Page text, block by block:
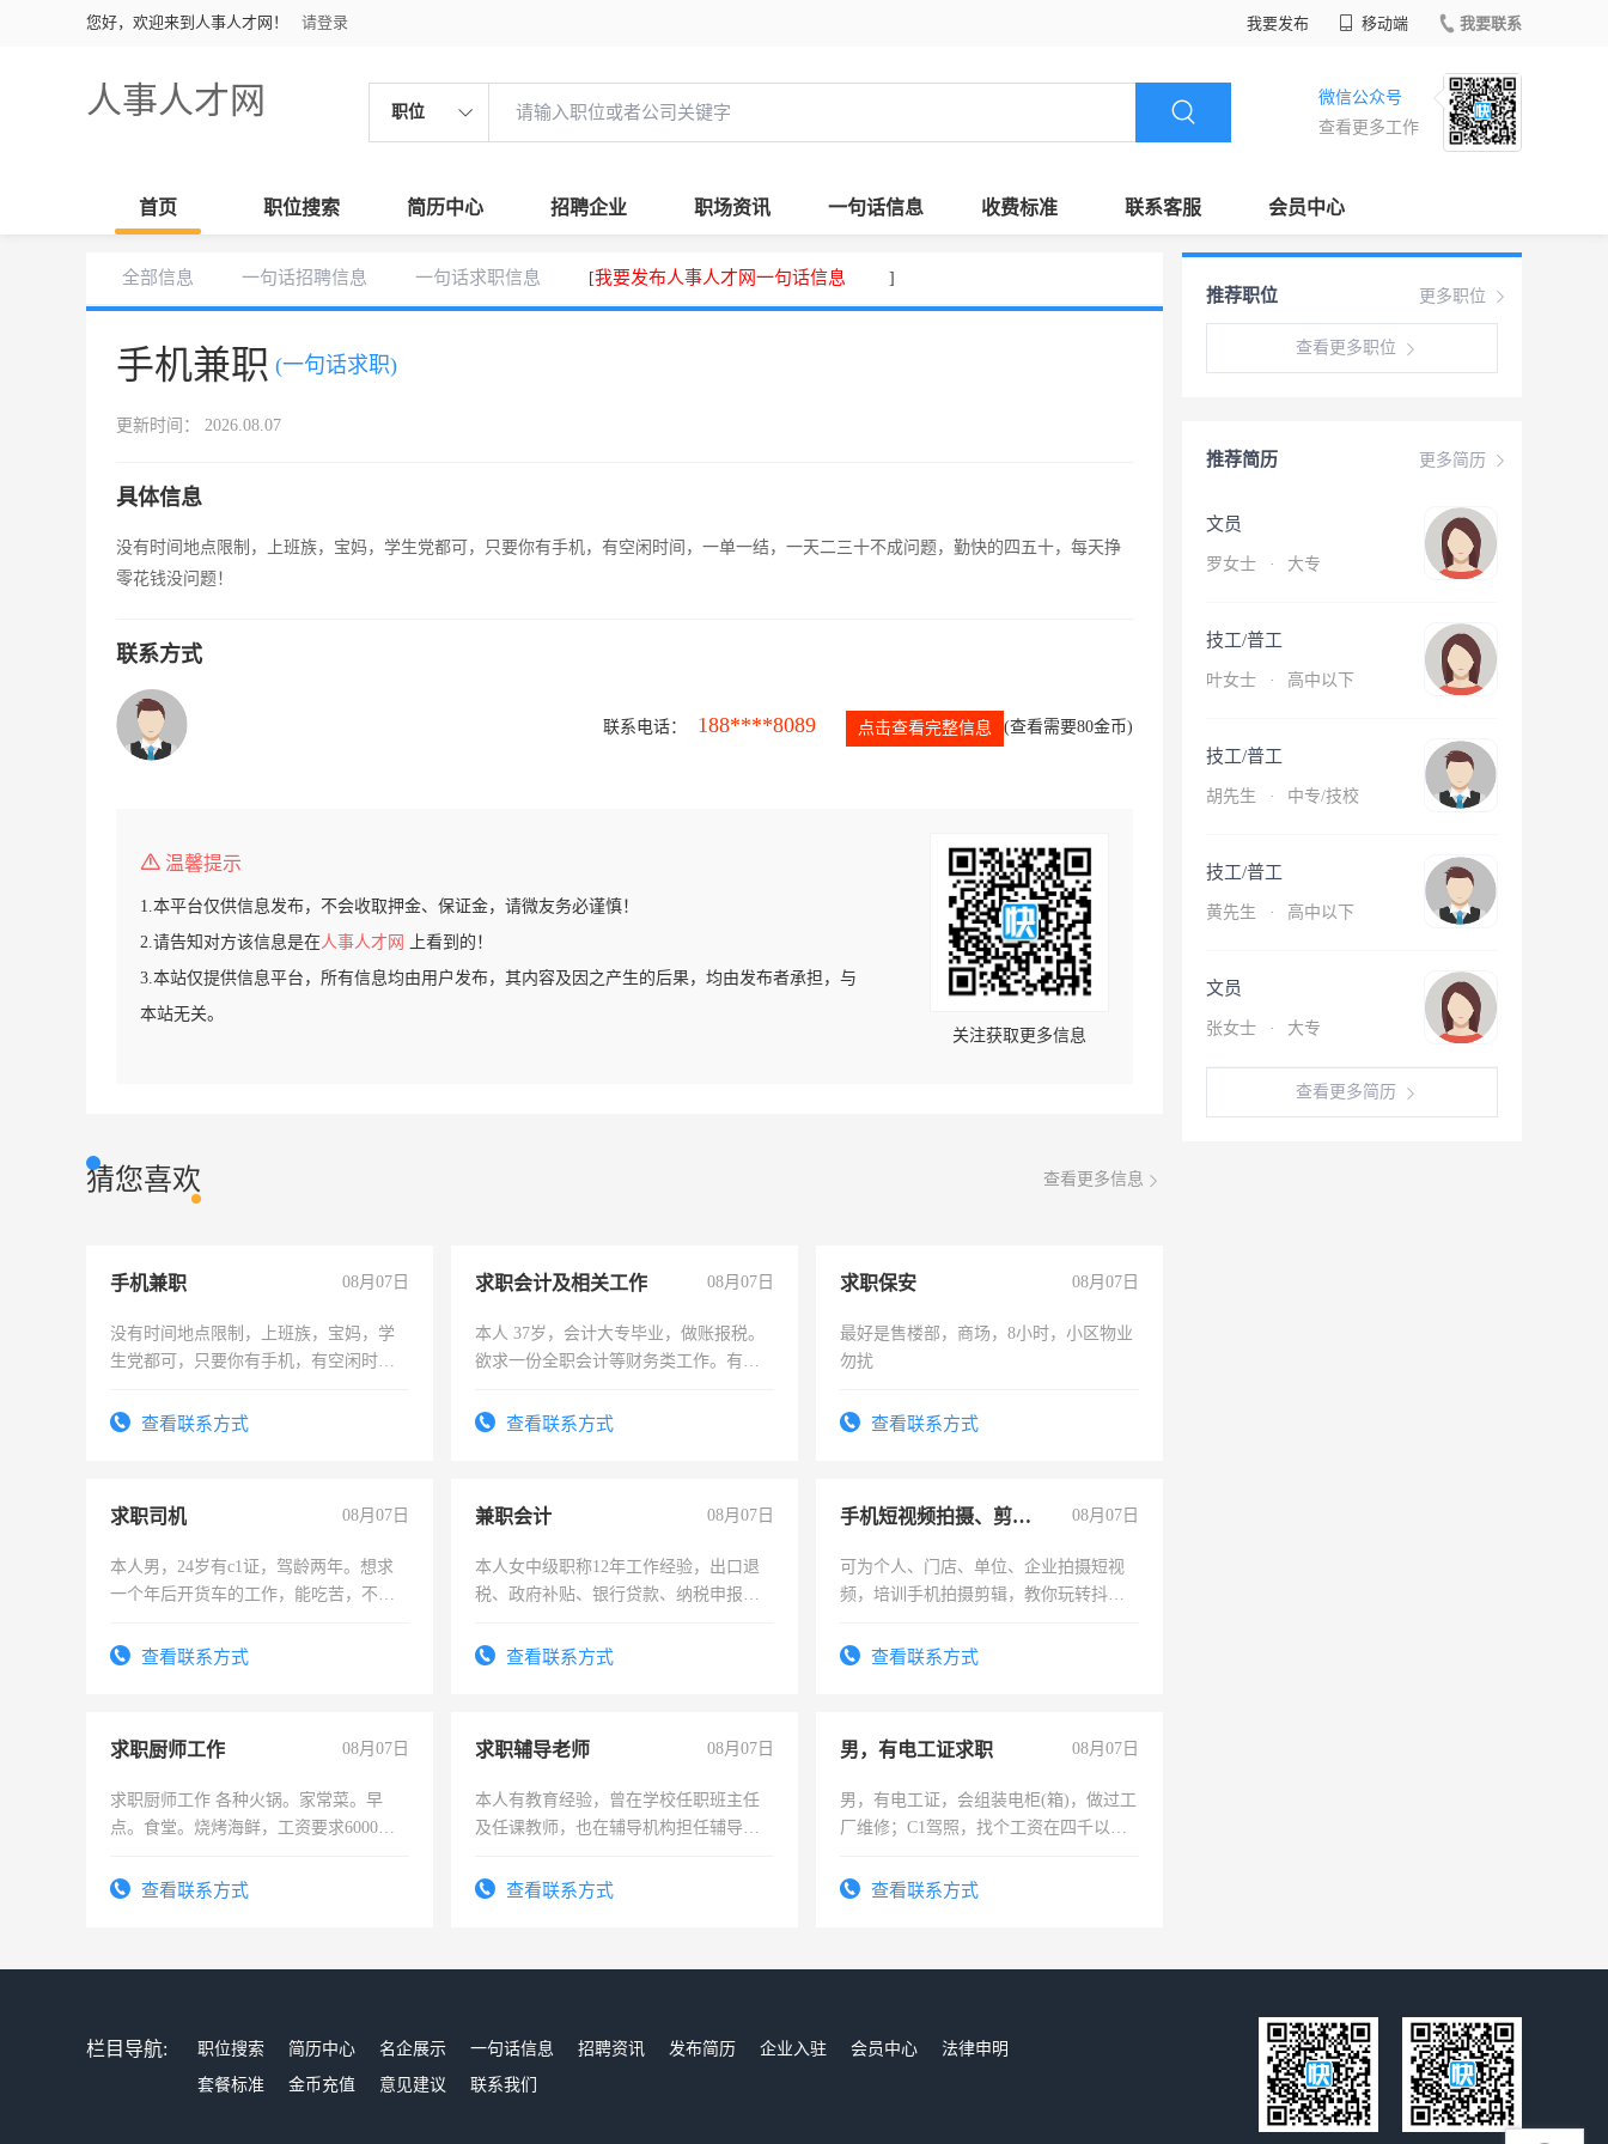
您好，欢迎来到人事人才网！ 请登录 我要发布 移动端 我要联系
人事人才网 职位
微信公众号
查看更多工作
首页 职位搜索 简历中心 招聘企业 职场资讯 一句话信息 收费标准 联系客服 会员中心
全部信息 一句话招聘信息 一句话求职信息 [我要发布人事人才网一句话信息 ]
手机兼职 (一句话求职)
更新时间： 2026.08.07
具体信息
没有时间地点限制，上班族，宝妈，学生党都可，只要你有手机，有空闲时间，一单一结，一天二三十不成问题，勤快的四五十，每天挣
零花钱没问题！
联系方式
联系电话： 188****8089 点击查看完整信息 (查看需要80金币)
温馨提示
1.本平台仅供信息发布，不会收取押金、保证金，请微友务必谨慎！
2.请告知对方该信息是在人事人才网
上看到的！
3.本站仅提供信息平台，所有信息均由用户发布，其内容及因之产生的后果，均由发布者承担，与
本站无关。
关注获取更多信息
猜您喜欢 查看更多信息
手机兼职 08月07日
没有时间地点限制，上班族，宝妈，学
生党都可，只要你有手机，有空闲时
勤快的四五十，每天挣零花钱没问题！
查看联系方式
求职会计及相关工作 08月07日
本人 37岁，会计大专毕业，做账报税。
欲求一份全职会计等财务类工作。有会
查看联系方式
求职保安 08月07日
最好是售楼部，商场，8小时，小区物业
勿扰
查看联系方式
求职司机 08月07日
本人男，24岁有c1证，驾龄两年。想求
一个年后开货车的工作，能吃苦，不怕
查看联系方式
兼职会计 08月07日
本人女中级职称12年工作经验，出口退
税、政府补贴、银行贷款、纳税申报、
务，财务咨询等业务。欲求兼职会计工
查看联系方式
手机短视频拍摄、剪辑、抖音快手 08月07日
可为个人、门店、单位、企业拍摄短视
频，培训手机拍摄剪辑，教你玩转抖音
频，培训手机拍摄剪辑，教你玩转抖
查看联系方式
求职厨师工作 08月07日
求职厨师工作 各种火锅。家常菜。早
点。食堂。烧烤海鲜，工资要求6000以
查看联系方式
求职辅导老师 08月07日
本人有教育经验，曾在学校任职班主任
及任课教师，也在辅导机构担任辅导教
查看联系方式
男，有电工证求职 08月07日
男，有电工证，会组装电柜(箱)，做过工
厂维修；C1驾照，找个工资在四千以
电话查看联系方式
更多职位
推荐职位
查看更多职位
更多简历
推荐简历
文员
罗女士 · 大专
技工/普工
叶女士 · 高中以下
技工/普工
胡先生 · 中专/技校
技工/普工
黄先生 · 高中以下
文员
张女士 · 大专
查看更多简历
栏目导航: 职位搜索 简历中心 名企展示 一句话信息 招聘资讯 发布简历 企业入驻 会员中心
法律申明
套餐标准
金币充值 意见建议 联系我们